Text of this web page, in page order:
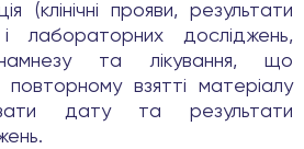
(клінічні прояви, результати
і лабораторних досліджень,
та лікування, що
взятті матеріалу
дату та результати